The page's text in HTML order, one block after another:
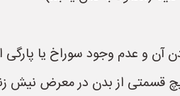
آن و عدم وجود سوراخ یا
قسمتی از بدن در معرض نیش